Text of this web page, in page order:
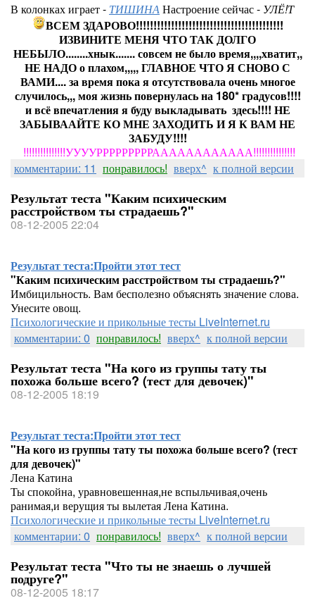
В колонках играет - ТИШИНАНастроение сейчас - УЛЁ!Т
ВСЕМ ЗДАРОВО!!!!!!!!!!!!!!!!!!!!!!!!!!!!!!!!!!!!!!!!!!
ИЗВИНИТЕ МЕНЯ ЧТО ТАК ДОЛГО
НЕБЫЛО........хнык....... совсем не было время,,,,хватит,,
НЕ НАДО о плахом,,,,, ГЛАВНОЕ ЧТО Я СНОВО С
ВАМИ.... за время пока я отсутствовала очень многое
случилось,,, моя жизнь повернулась на 180* градусов!!!!
и всё впечатления я буду выкладывать здесь!!!! НЕ
ЗАБЫВААЙТЕ КО МНЕ ЗАХОДИТЬ И Я К ВАМ НЕ
ЗАБУДУ!!!!
!!!!!!!!!!!!!!!УУУУРРРРРРРРРАААААААААААА!!!!!!!!!!!!!!!
комментарии: 11 понравилось! вверх^ к полной версии
Результат теста "Каким психическим
расстройством ты страдаешь?"
08-12-2005 22:04
Результат теста:Пройти этот тест
"Каким психическим расстройством ты страдаешь?"
Имбицильность. Вам бесполезно объяснять значение слова.
Унесите овощ.
Психологические и прикольные тесты LiveInternet.ru
комментарии: 0 понравилось! вверх^ к полной версии
Результат теста "На кого из группы тату ты
похожа больше всего? (тест для девочек)"
08-12-2005 18:19
Результат теста:Пройти этот тест
"На кого из группы тату ты похожа больше всего? (тест
для девочек)"
Лена Катина
Ты спокойна, уравновешенная,не вспыльчивая,очень
ранимая,и верущия ты вылетая Лена Катина.
Психологические и прикольные тесты LiveInternet.ru
комментарии: 0 понравилось! вверх^ к полной версии
Результат теста "Что ты не знаешь о лучшей
подруге?"
08-12-2005 18:17